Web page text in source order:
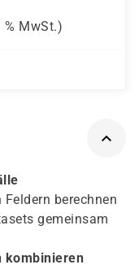
% MwSt.)
Feldern berechnen
gemeinsam
kombinieren